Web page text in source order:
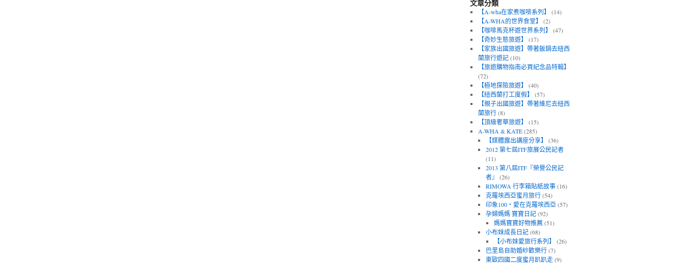
文章分類
【A-wha在家煮咖啡系列】
(14)
【A-WHA的世界食堂】
(2)
【咖啡馬克杯遊世界系列】
(47)
【奇妙生態旅遊】
(17)
【家族出國旅遊】帶著飯鍋去紐西
蘭旅行遊記(10)
【旅遊購物指南必買紀念品特輯】
(72)
【極地探險旅遊】
(40)
【紐西蘭打工度假】
(57)
【親子出國旅遊】帶著維尼去紐西
蘭旅行(8)
【頂級奢華旅遊】
(15)
A-WHA & KATE(285)
【媒體露出講座分享】
(36)
2012 第七屆ITF旅展公民記者
(11)
2013 第八屆ITF『榮譽公民記
者』
(26)
RIMOWA 行李箱貼紙故事(16)
克羅埃西亞蜜月旅行(54)
印象100‧愛在克羅埃西亞 (57)
孕婦媽媽 寶寶日記(92)
媽媽寶寶好物推薦(51)
小布妹成長日記(68)
【小布妹愛旅行系列】
(26)
巴里島自助婚紗歡樂行(7)
東歐四國二度蜜月趴趴走(9)